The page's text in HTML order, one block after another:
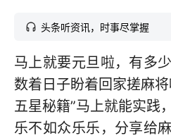
头条听资讯，时事尽掌握
马上就要元旦啦，有多
数着日子盼着回家搓麻
五星秘籍”马上就能实践
乐不如众乐乐，分享给